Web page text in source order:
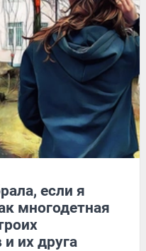
если я
многодетная
их друга